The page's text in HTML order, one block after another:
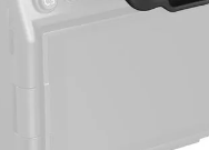
card memorie
dji mic mini
dji osmo